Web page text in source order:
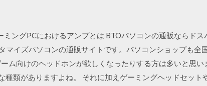
ングPCにおけるアンプとは BTOパソコンの通販ならドス
マイズパソコンの通販サイトです。パソコンショップも全
ム向けのヘッドホンが欲しくなったりする方は多いと思
種類がありますよね。 それに加えゲーミングヘッドセッ